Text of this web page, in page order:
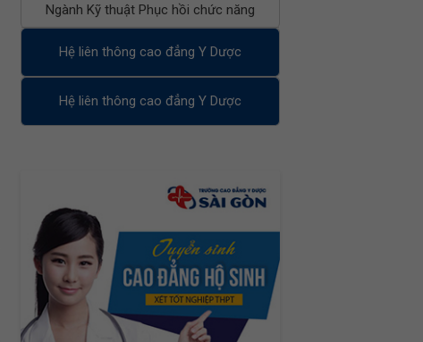
Ngành Kỹ thuật Phục hồi chức năng
Hệ liên thông cao đẳng Y Dược
Hệ liên thông cao đẳng Y Dược